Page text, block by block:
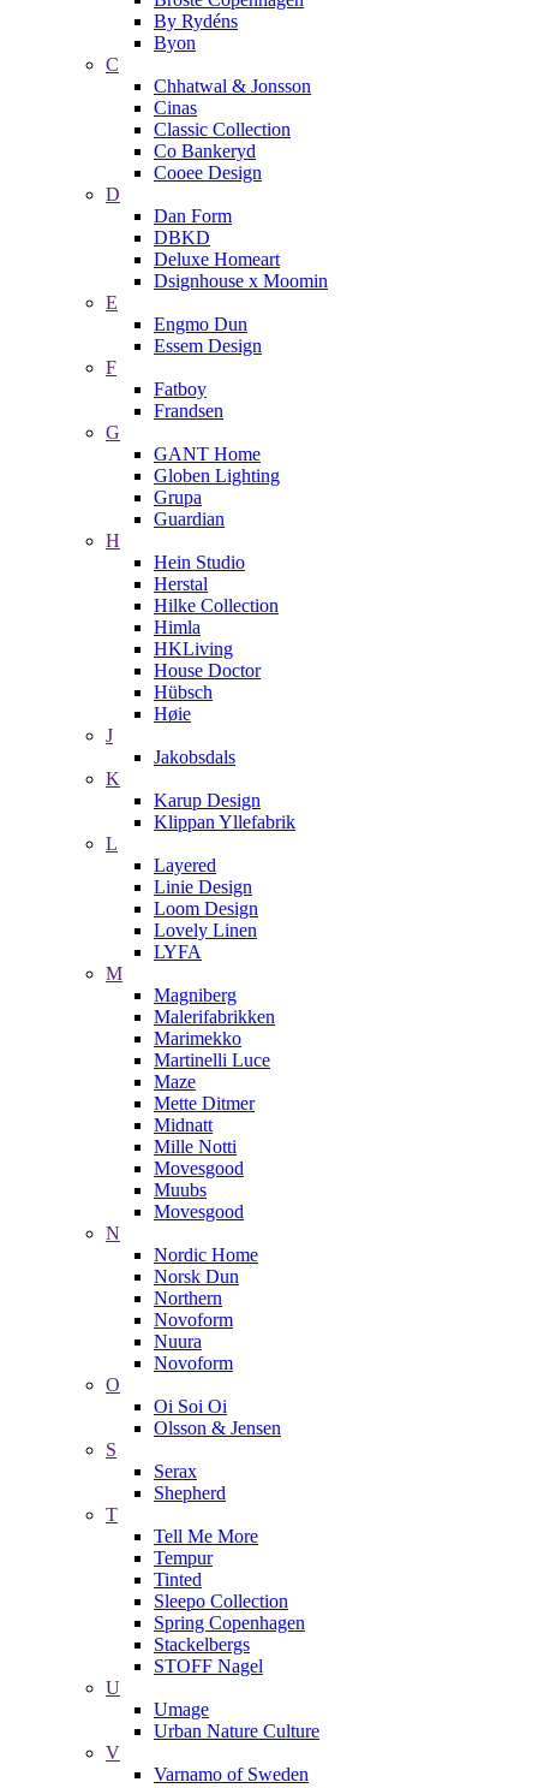
By Rydéns
Byon
C
Chhatwal & Jonsson
Cinas
Classic Collection
Co Bankeryd
Cooee Design
D
Dan Form
DBKD
Deluxe Homeart
Dsignhouse x Moomin
E
Engmo Dun
Essem Design
F
Fatboy
Frandsen
G
GANT Home
Globen Lighting
Grupa
Guardian
H
Hein Studio
Herstal
Hilke Collection
Himla
HKLiving
House Doctor
Hübsch
Høie
J
Jakobsdals
K
Karup Design
Klippan Yllefabrik
L
Layered
Linie Design
Loom Design
Lovely Linen
LYFA
M
Magniberg
Malerifabrikken
Marimekko
Martinelli Luce
Maze
Mette Ditmer
Midnatt
Mille Notti
Movesgood
Muubs
Movesgood
N
Nordic Home
Norsk Dun
Northern
Novoform
Nuura
Novoform
O
Oi Soi Oi
Olsson & Jensen
S
Serax
Shepherd
T
Tell Me More
Tempur
Tinted
Sleepo Collection
Spring Copenhagen
Stackelbergs
STOFF Nagel
U
Umage
Urban Nature Culture
V
Varnamo of Sweden